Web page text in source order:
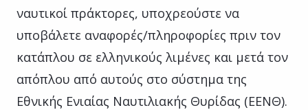
ναυτικοί πράκτορες, υποχρεούστε να
υποβάλετε αναφορές/πληροφορίες πριν τον
κατάπλου σε ελληνικούς λιμένες και μετά τον
απόπλου από αυτούς στο σύστημα της
Εθνικής Ενιαίας Ναυτιλιακής Θυρίδας (ΕΕΝΘ).